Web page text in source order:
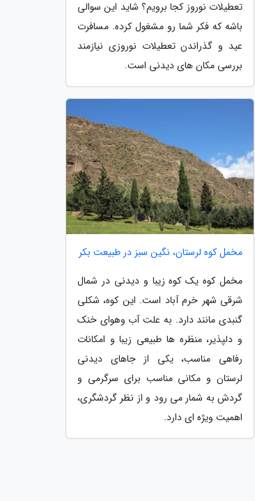
تعطیلات نوروز کجا برویم؟ شاید این سوالی
باشه که فکر شما رو مشغول کرده. مسافرت
عید و گذراندن تعطیلات نوروزی نیازمند
بررسی مکان های دیدنی است.
مخمل کوه لرستان، نگین سبز در طبیعت بکر
مخمل کوه یک کوه زیبا و دیدنی در شمال
شرقی شهر خرم آباد است. این کوه، شکلی
گنبدی مانند دارد. به علت آب وهوای خنک
و دلپذیر، منظره ها طبیعی زیبا و امکانات
رفاهی مناسب، یکی از جاهای دیدنی
لرستان و مکانی مناسب برای سرگرمی و
گردش به شمار می رود و از نظر گردشگری،
اهمیت ویژه ای دارد.